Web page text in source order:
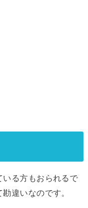
いる方もおられるで
違いなのです。